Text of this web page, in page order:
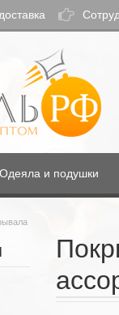
Одеяла и подушки